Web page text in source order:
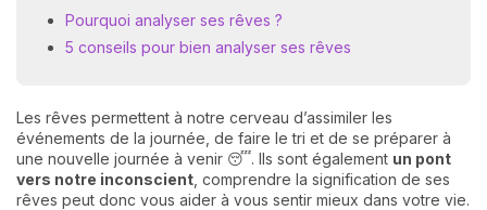
Pourquoi analyser ses rêves ?
5 conseils pour bien analyser ses rêves
Les rêves permettent à notre cerveau d’assimiler les
événements de la journée, de faire le tri et de se préparer à
une nouvelle journée à venir 😴. Ils sont également un pont
vers notre inconscient , comprendre la signification de ses
rêves peut donc vous aider à vous sentir mieux dans votre vie.